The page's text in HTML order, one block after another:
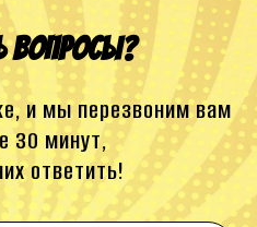
вопросы?
и мы перезвоним вам
30 минут,
ответить!